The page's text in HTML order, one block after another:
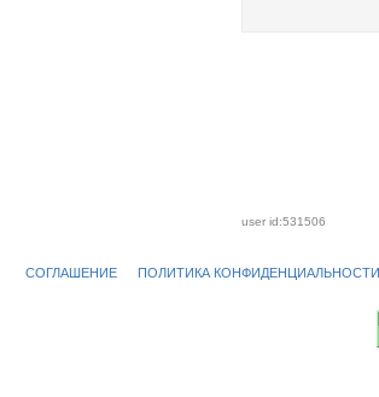
user id:531506
СОГЛАШЕНИЕ ПОЛИТИКА КОНФИДЕНЦИАЛЬНОСТИ